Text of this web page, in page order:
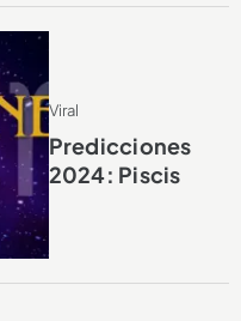
Viral
Predicciones
2024: Piscis